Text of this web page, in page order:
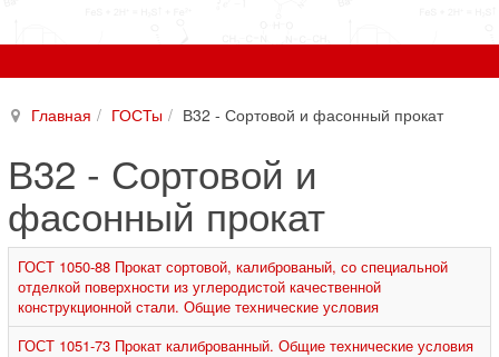
Главная ГОСТы В32 - Сортовой и фасонный прокат
В32 - Сортовой и
фасонный прокат
ГОСТ 1050-88 Прокат сортовой, калиброваный, со специальной
отделкой поверхности из углеродистой качественной
конструкционной стали. Общие технические условия
ГОСТ 1051-73 Прокат калиброванный. Общие технические условия